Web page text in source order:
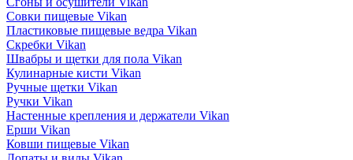
Совки пищевые Vikan
Пластиковые пищевые ведра Vikan
Скребки Vikan
Швабры и щетки для пола Vikan
Кулинарные кисти Vikan
Ручные щетки Vikan
Ручки Vikan
Настенные крепления и держатели Vikan
Ерши Vikan
Ковши пищевые Vikan